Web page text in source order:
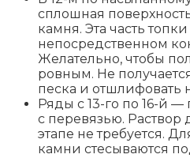
сплошная
камня. Эта часть
непосредственном
Желательно, чтобы
ровным. Не
песка и отшлифовать
Ряды с 13-го по 16-й
с перевязью.
этапе не требуется.
камни стесываются